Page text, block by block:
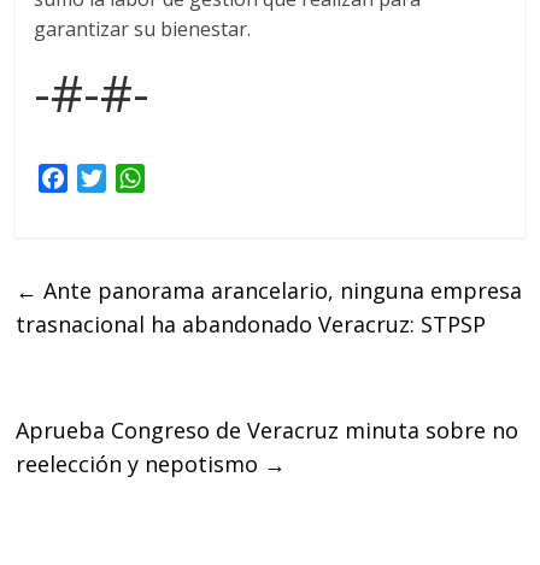
garantizar su bienestar.
-#-#-
b
o
T
t
e
s
A
← Ante panorama arancelario, ninguna empresa
trasnacional ha abandonado Veracruz: STPSP
Aprueba Congreso de Veracruz minuta sobre no
reelección y nepotismo →